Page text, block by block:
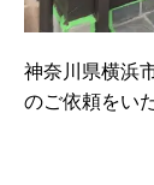
神奈川県横浜
のご依頼をい